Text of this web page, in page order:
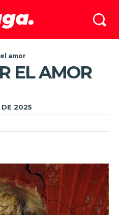
amor
EL AMOR
DE 2025